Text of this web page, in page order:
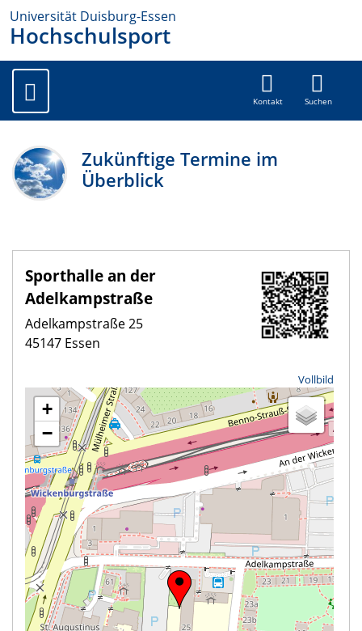
Universität Duisburg-Essen
Hochschulsport
Kontakt Suchen
Zukünftige Termine im
Überblick
Sporthalle an der
Adelkampstraße
Adelkampstraße 25
45147 Essen
Vollbild
+
−